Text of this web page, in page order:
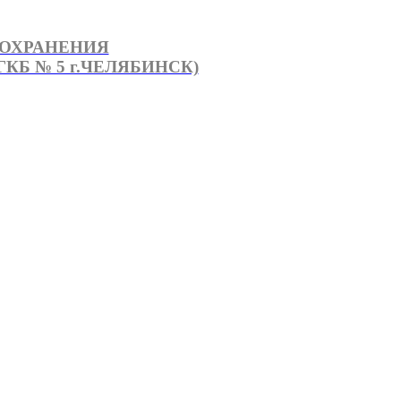
№ 5 г.ЧЕЛЯБИНСК)